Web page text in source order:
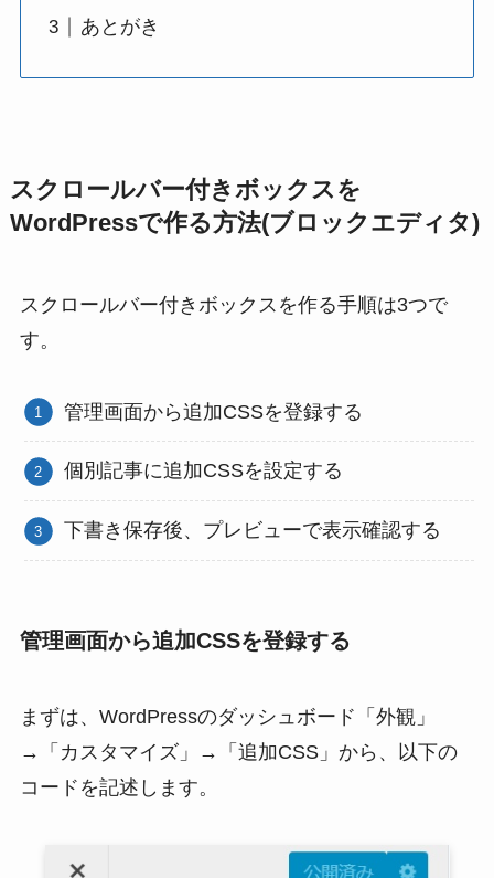
あとがき
スクロールバー付きボックスを
WordPressで作る方法(ブロックエディタ)
スクロールバー付きボックスを作る手順は3つで
す。
管理画面から追加CSSを登録する
個別記事に追加CSSを設定する
下書き保存後、プレビューで表示確認する
管理画面から追加CSSを登録する
まずは、WordPressのダッシュボード「外観」
→「カスタマイズ」→「追加CSS」から、以下の
コードを記述します。